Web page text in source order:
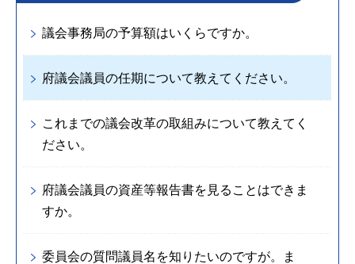
議会事務局の予算額はいくらですか。
府議会議員の任期について教えてください。
これまでの議会改革の取組みについて教えてく
ださい。
府議会議員の資産等報告書を見ることはできま
すか。
委員会の質問議員名を知りたいのですが。ま